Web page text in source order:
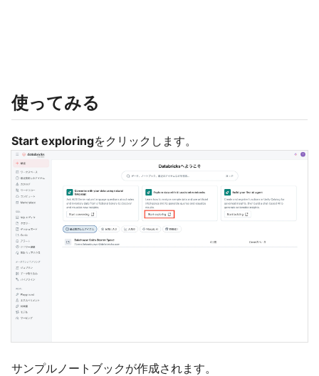
使ってみる
Start exploringをクリックします。
サンプルノートブックが作成されます。